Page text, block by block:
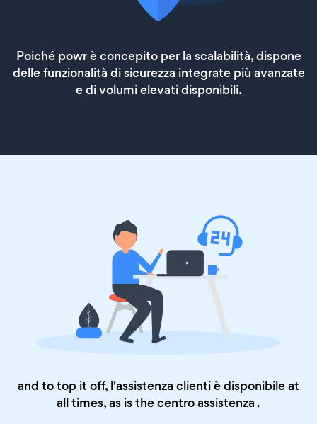
Poiché powr è concepito per la scalabilità, dispone
delle funzionalità di sicurezza integrate più avanzate
e di volumi elevati disponibili.
and to top it off, l'assistenza clienti è disponibile at
all times, as is thecentro assistenza .